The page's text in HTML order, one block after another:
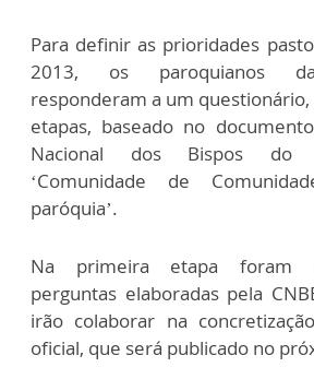
Para definir as prioridades
2013, os paroquianos da
responderam a um
etapas, baseado no
Nacional dos Bispos do
‘Comunidade de
paróquia’.
Na primeira etapa foram
perguntas elaboradas pela
irão colaborar na
oficial, que será publicado no